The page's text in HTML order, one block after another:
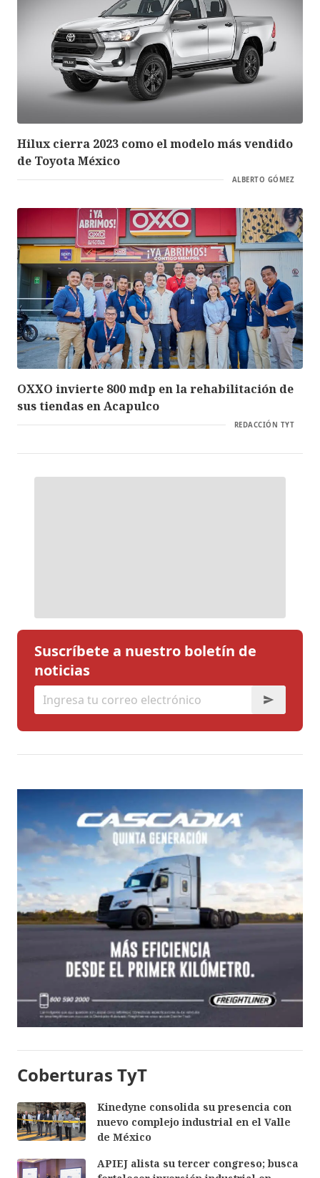
Hilux cierra 2023 como el modelo más vendido
de Toyota México
ALBERTO GÓMEZ
OXXO invierte 800 mdp en la rehabilitación de
sus tiendas en Acapulco
REDACCIÓN TYT
Suscríbete a nuestro boletín de
noticias
Coberturas TyT
Kinedyne consolida su presencia con
nuevo complejo industrial en el Valle
de México
APIEJ alista su tercer congreso; busca